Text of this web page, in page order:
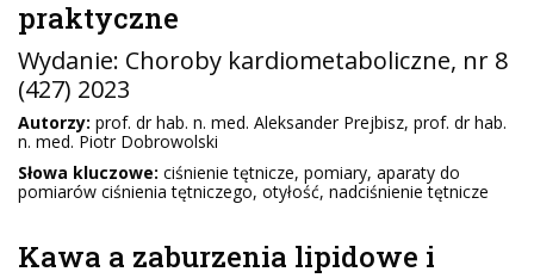
praktyczne
Wydanie: Choroby kardiometaboliczne, nr 8
(427) 2023
Autorzy: prof. dr hab. n. med. Aleksander Prejbisz, prof. dr hab.
n. med. Piotr Dobrowolski
Słowa kluczowe: ciśnienie tętnicze, pomiary, aparaty do
pomiarów ciśnienia tętniczego, otyłość, nadciśnienie tętnicze
Kawa a zaburzenia lipidowe i